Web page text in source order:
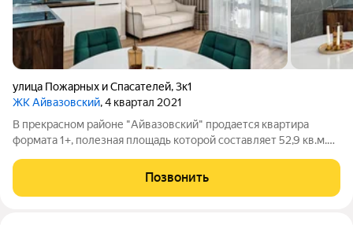
улица Пожарных и Спасателей,3к1
ЖК Айвазовский, 4 квартал 2021
В прекрасном районе "Айвазовский" продается квартира
формата 1+, полезная площадь которой составляет 52,9 кв.м.
гардеробная 4,7 кв.м, спальня 13 кв.м, ванна 6 кв.м. В квартире
выполнен ремонт по
Позвонить